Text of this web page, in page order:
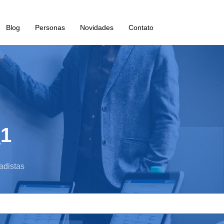
Blog Personas Novidades Contato